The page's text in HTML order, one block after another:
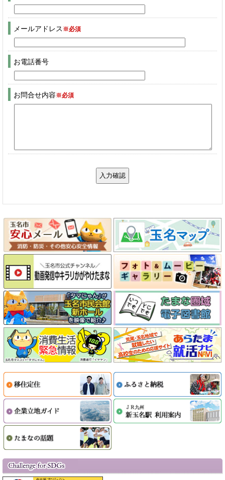
メールアドレス ※必須
お電話番号
お問合せ内容※必須